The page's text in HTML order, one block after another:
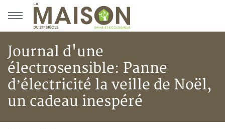
Aller au menu principal
Aller au contenu principal
Journal d'une
électrosensible: Panne
d’électricité la veille de Noël,
un cadeau inespéré